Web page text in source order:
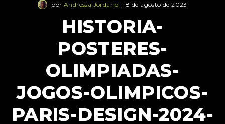
porAndressa Jordano | 18 de agosto de 2023
HISTORIA-
POSTERES-
OLIMPIADAS-
JOGOS-OLIMPICOS-
PARIS-DESIGN-2024-